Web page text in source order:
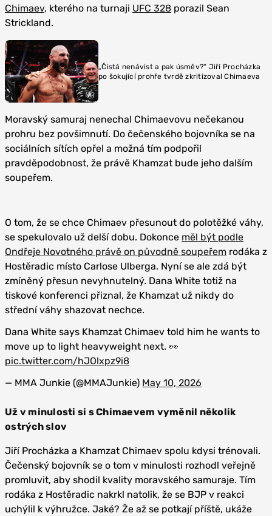
Chimaev, kterého na turnaji UFC 328 porazil Sean
Strickland.
„Čistá nenávist a pak úsměv?“ Jiří Procházka
po šokující prohře tvrdě zkritizoval Chimaeva
Moravský samuraj nenechal Chimaevovu nečekanou
prohru bez povšimnutí. Do čečenského bojovníka se na
sociálních sítích opřel a možná tím podpořil
pravděpodobnost, že právě Khamzat bude jeho dalším
soupeřem.
O tom, že se chce Chimaev přesunout do polotěžké váhy,
se spekulovalo už delší dobu. Dokonce měl být podle
Ondřeje Novotného právě on původně soupeřem rodáka z
Hostěradic místo Carlose Ulberga. Nyní se ale zdá být
zmíněný přesun nevyhnutelný. Dana White totiž na
tiskové konferenci přiznal, že Khamzat už nikdy do
střední váhy shazovat nechce.
Dana White says Khamzat Chimaev told him he wants to
move up to light heavyweight next. 👀
pic.twitter.com/hJOlxpz9i8
— MMA Junkie (@MMAJunkie) May 10, 2026
Už v minulosti si s Chimaevem vyměnil několik
ostrých slov
Jiří Procházka a Khamzat Chimaev spolu kdysi trénovali.
Čečenský bojovník se o tom v minulosti rozhodl veřejně
promluvit, aby shodil kvality moravského samuraje. Tím
rodáka z Hostěradic nakrkl natolik, že se BJP v reakci
uchýlil k výhružce. Jaké? Že až se potkají příště, ukáže